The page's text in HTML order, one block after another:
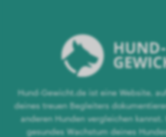
Hund-Gewicht.de ist eine Website,
deines treuen Begleiters
anderen Hunden vergleichen
gesundes Wachstum deines